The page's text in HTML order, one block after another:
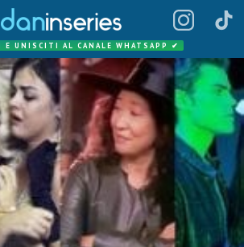
E UNISCITI AL CANALE WHATSAPP ✔